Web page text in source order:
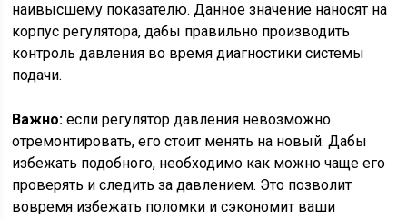
наивысшему показателю. Данное значение наносят на
корпус регулятора, дабы правильно производить
контроль давления во время диагностики системы
подачи.
Важно: если регулятор давления невозможно
отремонтировать, его стоит менять на новый. Дабы
избежать подобного, необходимо как можно чаще его
проверять и следить за давлением. Это позволит
вовремя избежать поломки и сэкономит ваши